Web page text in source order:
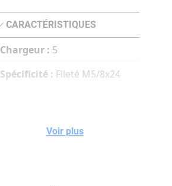
CARACTÉRISTIQUES
Chargeur : 5
Spécificité : Fileté M5/8x24
Voir plus